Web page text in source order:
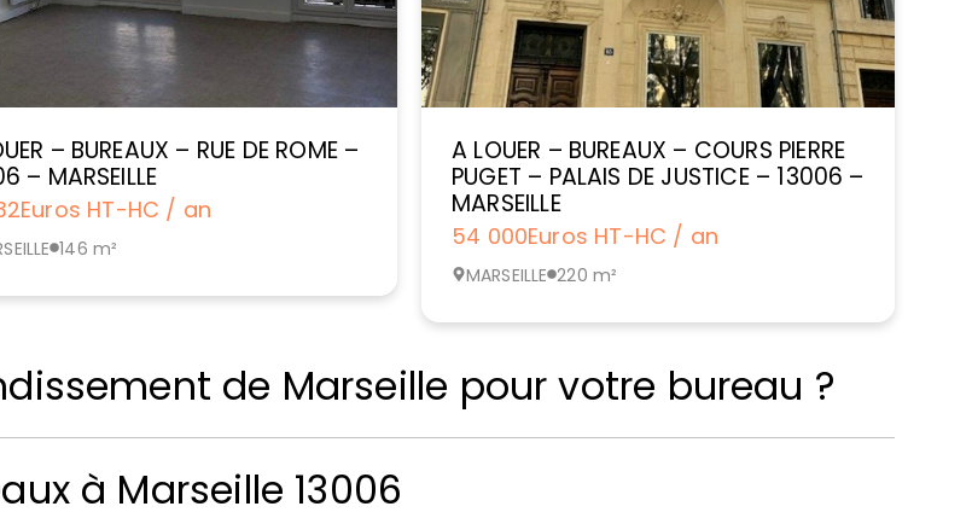
– BUREAUX – RUE DE ROME –
– MARSEILLE
Euros HT-HC / an
146 m²
A LOUER – BUREAUX – COURS PIERRE
PUGET – PALAIS DE JUSTICE – 13006 –
MARSEILLE
54 000Euros HT-HC / an
MARSEILLE 220 m²
de Marseille pour votre bureau ?
à Marseille 13006